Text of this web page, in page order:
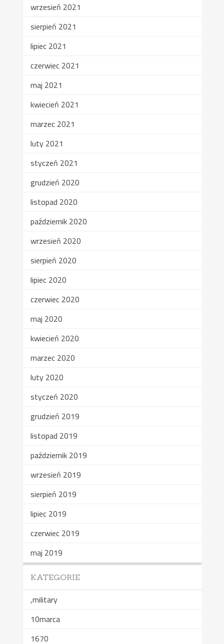
wrzesień 2021
sierpień 2021
lipiec 2021
czerwiec 2021
maj 2021
kwiecień 2021
marzec 2021
luty 2021
styczeń 2021
grudzień 2020
listopad 2020
październik 2020
wrzesień 2020
sierpień 2020
lipiec 2020
czerwiec 2020
maj 2020
kwiecień 2020
marzec 2020
luty 2020
styczeń 2020
grudzień 2019
listopad 2019
październik 2019
wrzesień 2019
sierpień 2019
lipiec 2019
czerwiec 2019
maj 2019
KATEGORIE
,military
10marca
1670